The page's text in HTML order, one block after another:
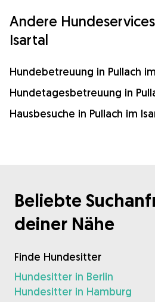
Andere
Isartal
Hundebetreuung in Pullach
Hundetagesbetreuung in
Hausbesuche in Pullach im
Beliebte
deiner Nähe
Finde Hundesitter
Hundesitter in Berlin
Hundesitter in Hamburg